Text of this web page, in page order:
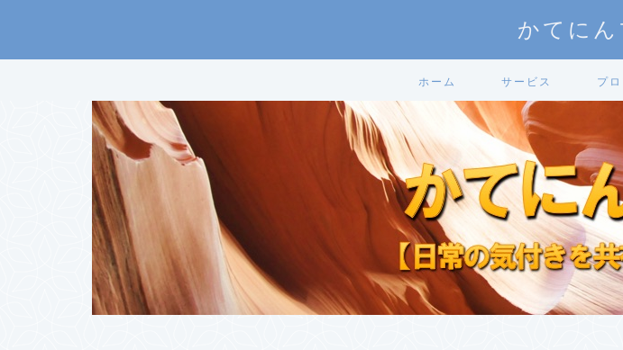
かてに
ホーム サービス プ